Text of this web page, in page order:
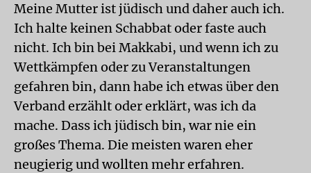
Meine Mutter ist jüdisch und daher auch ich.
Ich halte keinen Schabbat oder faste auch
nicht. Ich bin bei Makkabi, und wenn ich zu
Wettkämpfen oder zu Veranstaltungen
gefahren bin, dann habe ich etwas über den
Verband erzählt oder erklärt, was ich da
mache. Dass ich jüdisch bin, war nie ein
großes Thema. Die meisten waren eher
neugierig und wollten mehr erfahren.